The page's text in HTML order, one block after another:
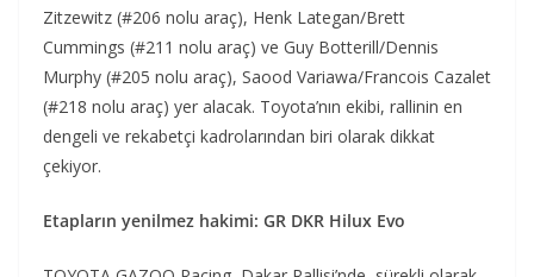
Zitzewitz (#206 nolu araç), Henk Lategan/Brett
Cummings (#211 nolu araç) ve Guy Botterill/Dennis
Murphy (#205 nolu araç), Saood Variawa/Francois Cazalet
(#218 nolu araç) yer alacak. Toyota’nın ekibi, rallinin en
dengeli ve rekabetçi kadrolarından biri olarak dikkat
çekiyor.
Etapların yenilmez hakimi: GR DKR Hilux Evo